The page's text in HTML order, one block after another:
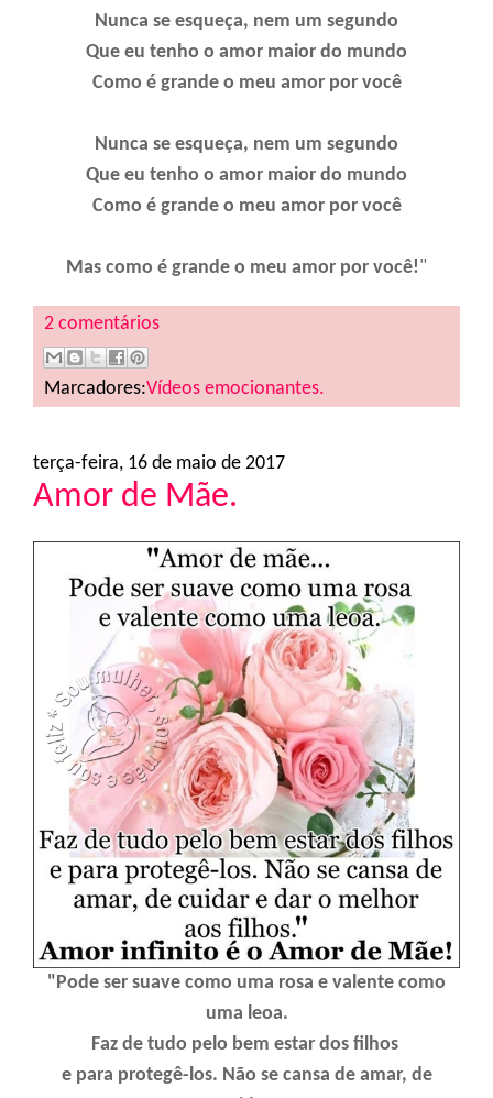
Nunca se esqueça, nem um segundo
Que eu tenho o amor maior do mundo
Como é grande o meu amor por você
Nunca se esqueça, nem um segundo
Que eu tenho o amor maior do mundo
Como é grande o meu amor por você
Mas como é grande o meu amor por você!"
2 comentários
Marcadores:Vídeos emocionantes.
terça-feira, 16 de maio de 2017
Amor de Mãe.
"Pode ser suave como uma rosa e valente como
uma leoa.
Faz de tudo pelo bem estar dos filhos
e para protegê-los. Não se cansa de amar, de